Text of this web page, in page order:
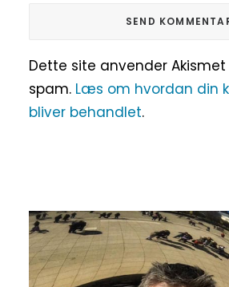
Dette site anvender
spam. Læs om hvordan din
bliver behandlet.